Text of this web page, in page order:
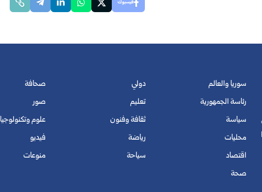
فيسبوك
سوريا والعالم
رئاسة الجمهورية
سياسة
محليات
اقتصاد
صحة
دولي
تعليم
ثقافة وفنون
رياضة
سياحة
صحافة
صور
علوم وتكنولوجيا
فيديو
منوعات